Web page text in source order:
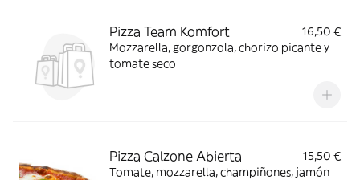
Pizza Team Komfort
16,50 €
Mozzarella, gorgonzola, chorizo picante y
tomate seco
Pizza Calzone Abierta
15,50 €
Tomate, mozzarella, champiñones, jamón